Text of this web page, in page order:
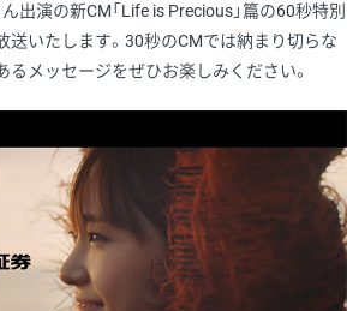
出演の新CM「Life is Precious」篇の60秒特別
送いたします。30秒のCMでは納まり切らな
メッセージをぜひお楽しみください。